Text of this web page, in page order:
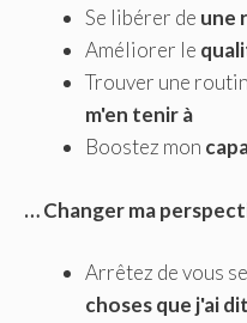
Se libérer de une
Améliorer le
Trouver une
m'en tenir à
Boostez mon
… Changer ma
Arrêtez de vous
choses que j'ai